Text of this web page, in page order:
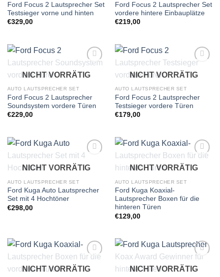
Ford Focus 2 Lautsprecher Set
Testsieger vorne und hinten
€329,00
Ford Focus 2 Lautsprecher Set
vordere hintere Einbauplätze
€219,00
Wunschliste
NICHT VORRÄTIG
AUTO LAUTSPRECHER SET
Ford Focus 2 Lautsprecher
Soundsystem vordere Türen
€229,00
Wunschliste
NICHT VORRÄTIG
AUTO LAUTSPRECHER SET
Ford Focus 2 Lautsprecher
Testsieger vordere Türen
€179,00
Wunschliste
NICHT VORRÄTIG
AUTO LAUTSPRECHER SET
Ford Kuga Auto Lautsprecher
Set mit 4 Hochtöner
€298,00
Wunschliste
NICHT VORRÄTIG
AUTO LAUTSPRECHER SET
Ford Kuga Koaxial-
Lautsprecher Boxen für die
hinteren Türen
€129,00
Wunschliste
NICHT VORRÄTIG
Wunschliste
NICHT VORRÄTIG